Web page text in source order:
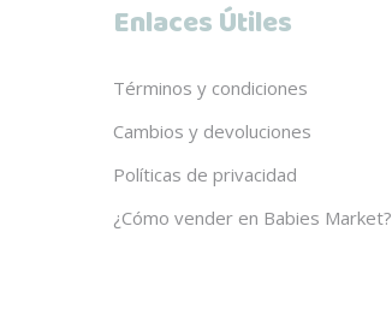
Enlaces Útiles
Términos y condiciones
Cambios y devoluciones
Políticas de privacidad
¿Cómo vender en Babies Market?